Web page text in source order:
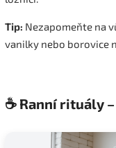
Tip: Nezapomeňte na
vanilky nebo borovice
☕ Ranní rituály